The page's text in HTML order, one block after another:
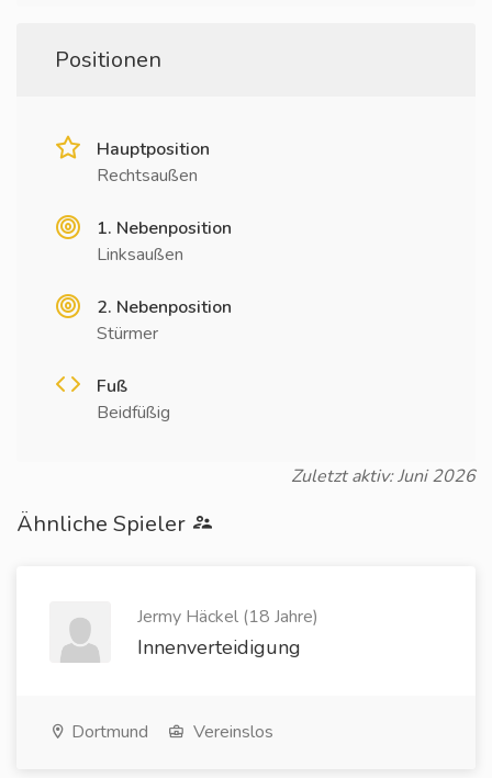
Positionen
Hauptposition
Rechtsaußen
1. Nebenposition
Linksaußen
2. Nebenposition
Stürmer
Fuß
Beidfüßig
Zuletzt aktiv: Juni 2026
Ähnliche Spieler
Jermy Häckel (18 Jahre)
Innenverteidigung
Dortmund Vereinslos